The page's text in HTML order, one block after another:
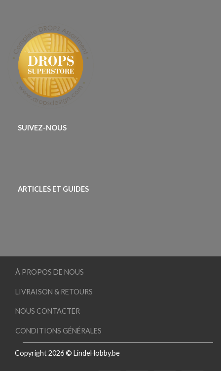
SUIVEZ-NOUS
ARTICLES ET GUIDES
À PROPOS DE NOUS
LIVRAISON & RETOURS
NOUS CONTACTER
CONDITIONS GÉNÉRALES
Copyright 2026 © LindeHobby.be